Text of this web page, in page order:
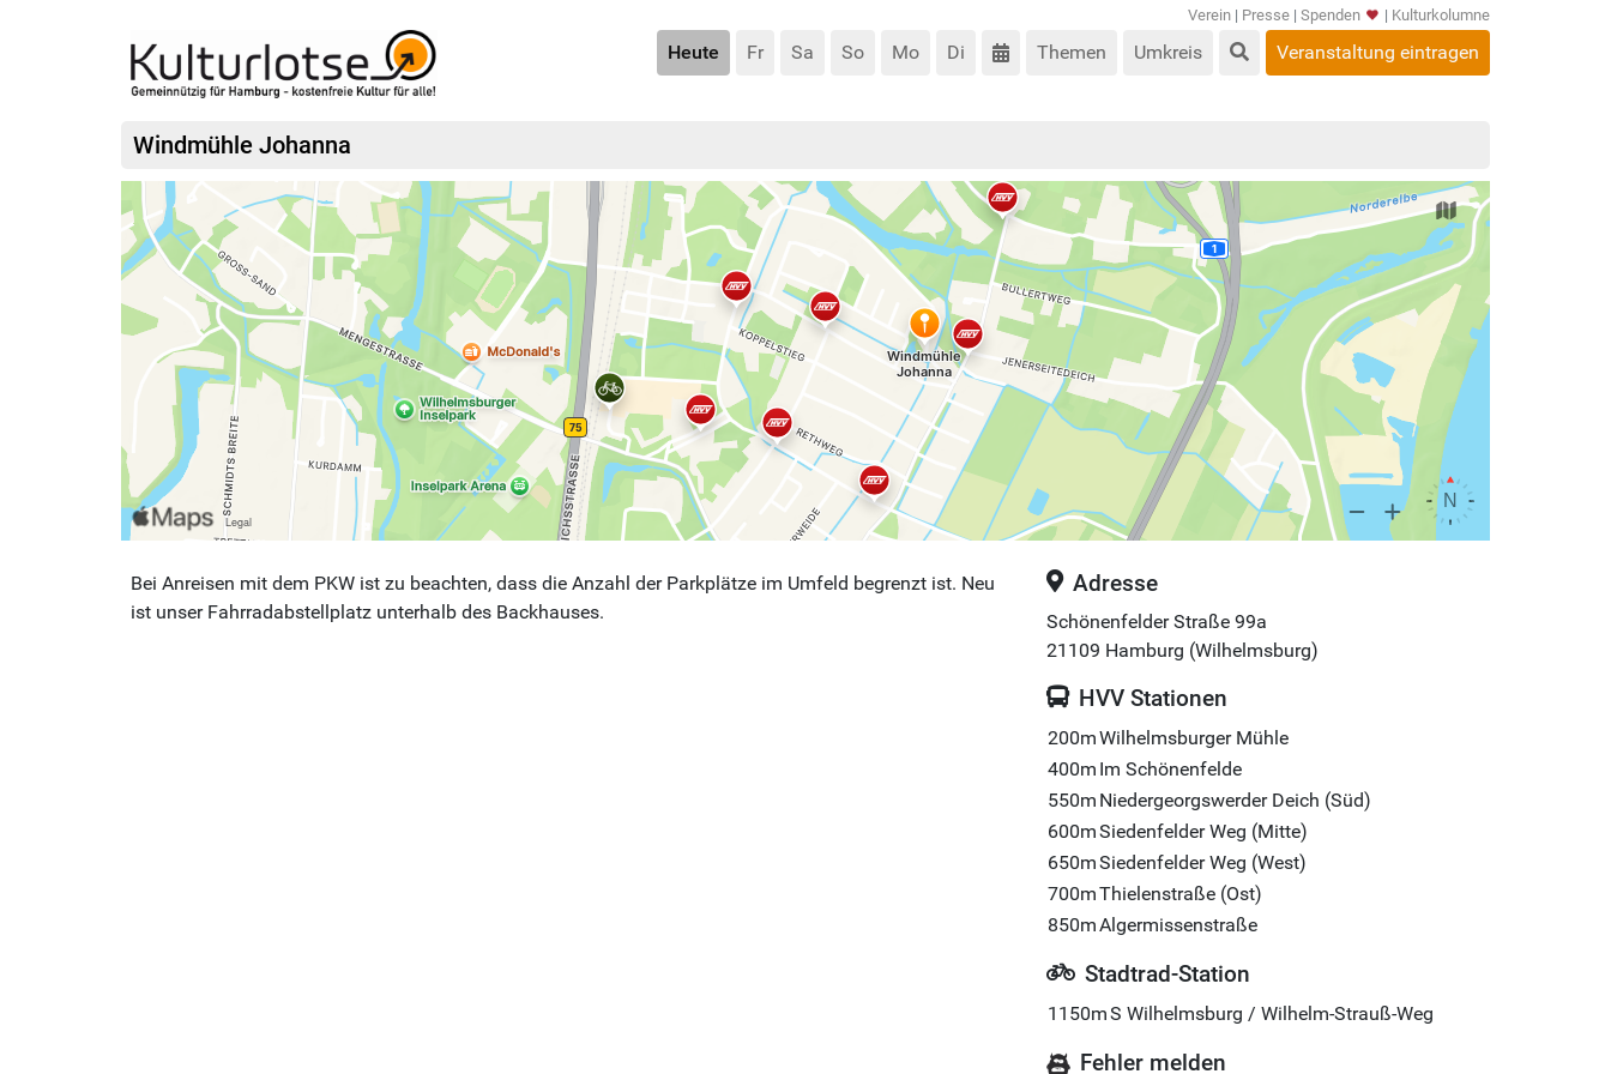
Verein | Presse | Spenden | Kulturkolumne
Heute Fr Sa So Mo Di Themen Umkreis Veranstaltung eintragen
Windmühle Johanna
Bei Anreisen mit dem PKW ist zu beachten, dass die Anzahl der Parkplätze im Umfeld begrenzt ist. Neu
ist unser Fahrradabstellplatz unterhalb des Backhauses.
Adresse
Schönenfelder Straße 99a
21109 Hamburg (Wilhelmsburg)
HVV Stationen
200mWilhelmsburger Mühle
400m Im Schönenfelde
550m Niedergeorgswerder Deich (Süd)
600mSiedenfelder Weg (Mitte)
650mSiedenfelder Weg (West)
700mThielenstraße (Ost)
850mAlgermissenstraße
Stadtrad-Station
1150mS Wilhelmsburg / Wilhelm-Strauß-Weg
Fehler melden